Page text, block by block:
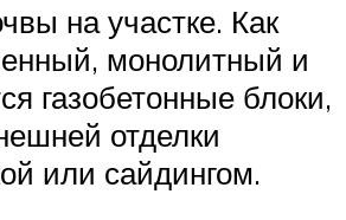
на участке. Как
монолитный и
газобетонные блоки,
отделки
или сайдингом.